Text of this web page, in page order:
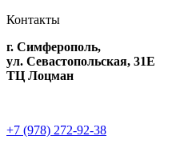
Контакты
г. Симферополь,
ул. Севастопольская, 31Е
ТЦ Лоцман
+7 (978) 272-92-38